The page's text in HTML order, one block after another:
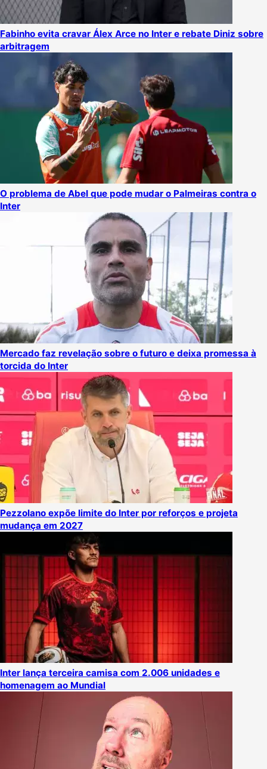
Fabinho evita cravar Álex Arce no Inter e rebate Diniz sobre
arbitragem
O problema de Abel que pode mudar o Palmeiras contra o
Inter
Mercado faz revelação sobre o futuro e deixa promessa à
torcida do Inter
Pezzolano expõe limite do Inter por reforços e projeta
mudança em 2027
Inter lança terceira camisa com 2.006 unidades e
homenagem ao Mundial